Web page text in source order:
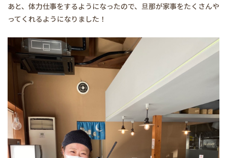
あと、体力仕事をするようになったので、旦那が家事をたくさんや
ってくれるようになりました！